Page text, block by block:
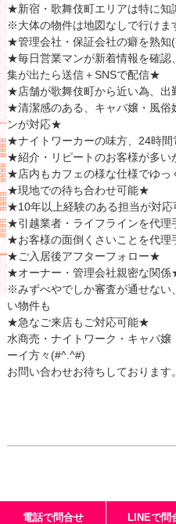
★新宿・歌舞伎町エリアは特に
※大体の物件は地図なしで行けま
★管理会社・保証会社の癖を熟
★毎日営業マンが新着情報を確認
集が出たら送信＋SNSで配信★
★店舗が歌舞伎町から近い為、
★清潔感のある、キャバ嬢・風俗
ンが対応★
★ナイトワーカーの味方、24時
★紹介・リピートのお客様が多
★店内もカフェの様な仕様でゆ
★現地での待ち合わせ可能★
★10年以上経験のある担当が対
★引越業者・ライフラインを代
★お客様の面倒くさいことを代
★ご入居後アフターフォロー★
★オーナー・管理会社親密な関
※みずべやでしか審査が通せない
い物件も
★急なご来店もご対応可能★
水商売・ナイトワーク・キャバ嬢
ーイ方々(#^.^#)
お問い合わせお待ちしております。
電話で問合せ LINEで問